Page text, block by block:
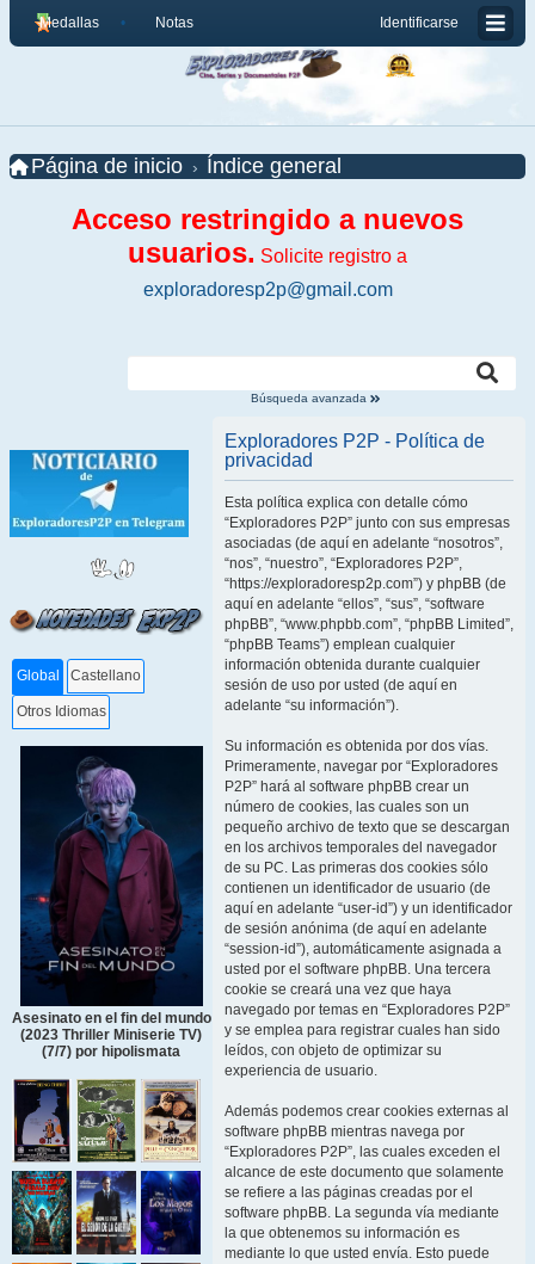
Identificarse
Medallas Notas
Página de inicio Índice general
Acceso restringido a nuevos
usuarios. Solicite registro a
exploradoresp2p@gmail.com
Búsqueda avanzada
Global Castellano
Otros Idiomas
Asesinato en el fin del mundo
(2023 Thriller Miniserie TV)
(7/7) por hipolismata
Exploradores P2P - Política de
privacidad
Esta política explica con detalle cómo
“Exploradores P2P” junto con sus empresas
asociadas (de aquí en adelante “nosotros”,
“nos”, “nuestro”, “Exploradores P2P”,
“https://exploradoresp2p.com”) y phpBB (de
aquí en adelante “ellos”, “sus”, “software
phpBB”, “www.phpbb.com”, “phpBB Limited”,
“phpBB Teams”) emplean cualquier
información obtenida durante cualquier
sesión de uso por usted (de aquí en
adelante “su información”).
Su información es obtenida por dos vías.
Primeramente, navegar por “Exploradores
P2P” hará al software phpBB crear un
número de cookies, las cuales son un
pequeño archivo de texto que se descargan
en los archivos temporales del navegador
de su PC. Las primeras dos cookies sólo
contienen un identificador de usuario (de
aquí en adelante “user-id”) y un identificador
de sesión anónima (de aquí en adelante
“session-id”), automáticamente asignada a
usted por el software phpBB. Una tercera
cookie se creará una vez que haya
navegado por temas en “Exploradores P2P”
y se emplea para registrar cuales han sido
leídos, con objeto de optimizar su
experiencia de usuario.
Además podemos crear cookies externas al
software phpBB mientras navega por
“Exploradores P2P”, las cuales exceden el
alcance de este documento que solamente
se refiere a las páginas creadas por el
software phpBB. La segunda vía mediante
la que obtenemos su información es
mediante lo que usted envía. Esto puede